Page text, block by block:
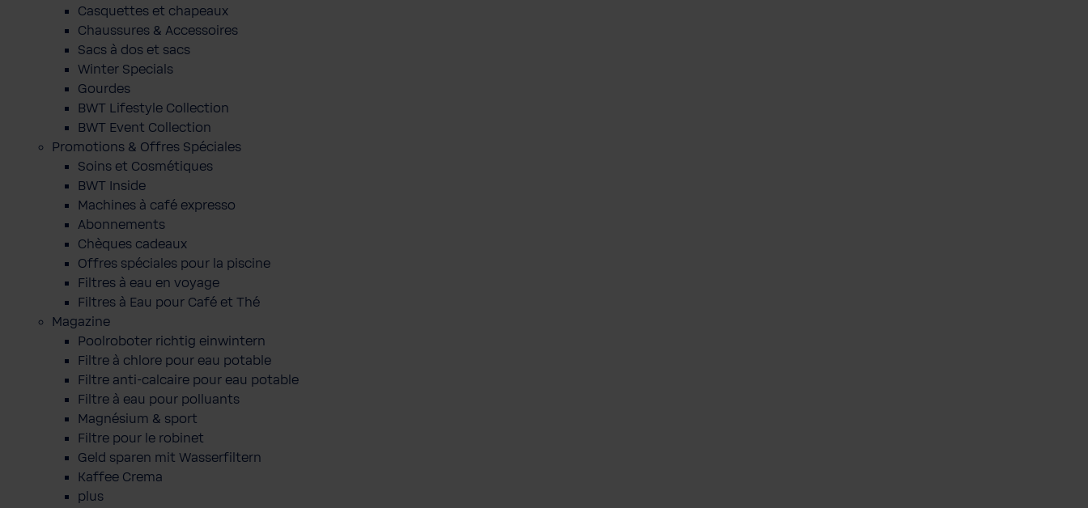
Casquettes et chapeaux
Chaussures & Accessoires
Sacs à dos et sacs
Winter Specials
Gourdes
BWT Lifestyle Collection
BWT Event Collection
Promotions & Offres Spéciales
Soins et Cosmétiques
BWT Inside
Machines à café expresso
Abonnements
Chèques cadeaux
Offres spéciales pour la piscine
Filtres à eau en voyage
Filtres à Eau pour Café et Thé
Magazine
Poolroboter richtig einwintern
Filtre à chlore pour eau potable
Filtre anti-calcaire pour eau potable
Filtre à eau pour polluants
Magnésium & sport
Filtre pour le robinet
Geld sparen mit Wasserfiltern
Kaffee Crema
plus